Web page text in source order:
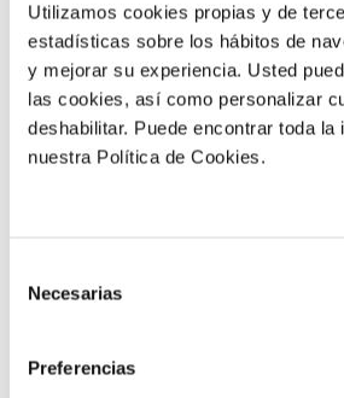
Utilizamos cookies propias y de
estadísticas sobre los hábitos de
y mejorar su experiencia. Usted
las cookies, así como personalizar
deshabilitar. Puede encontrar toda la
nuestra Política de Cookies.
Necesarias
Preferencias
+3,7 %
peso medio de fruto
testigo